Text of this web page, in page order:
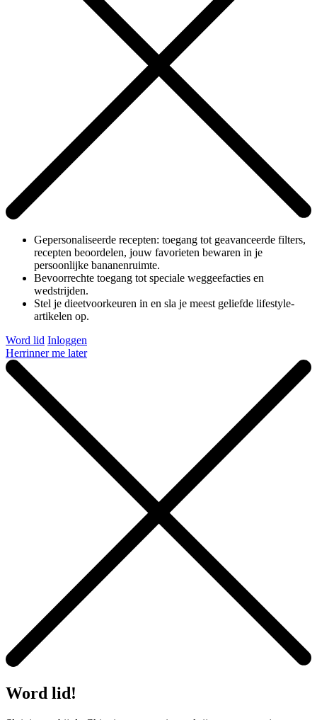
Gepersonaliseerde recepten: toegang tot geavanceerde filters,
recepten beoordelen, jouw favorieten bewaren in je
persoonlijke bananenruimte.
Bevoorrechte toegang tot speciale weggeefacties en
wedstrijden.
Stel je dieetvoorkeuren in en sla je meest geliefde lifestyle-
artikelen op.
Word lid Inloggen
Herrinner me later
Word lid!